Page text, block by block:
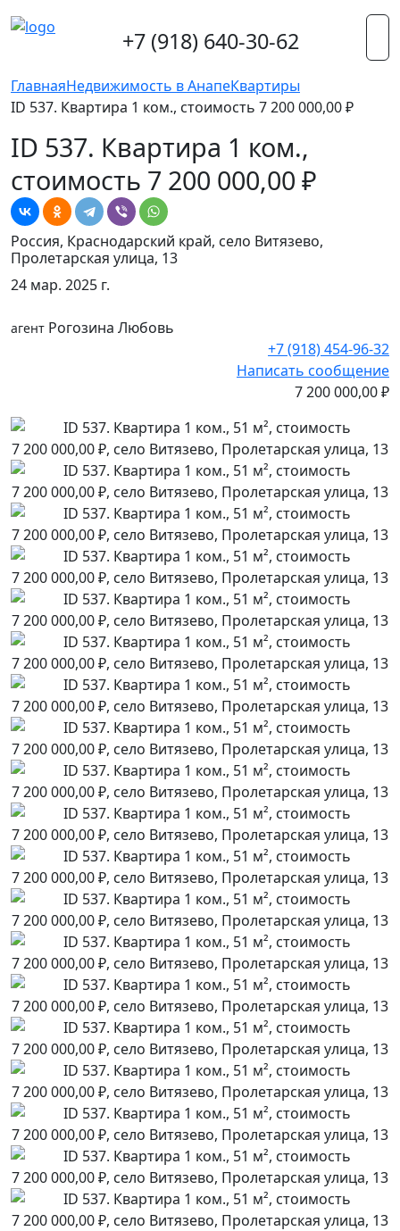
+7 (918) 640-30-62
ГлавнаяНедвижимость в АнапеКвартиры
ID 537. Квартира 1 ком., стоимость 7 200 000,00 ₽
ID 537. Квартира 1 ком.,
стоимость 7 200 000,00 ₽
Россия, Краснодарский край, село Витязево,
Пролетарская улица, 13
24 мар. 2025 г.
агент Рогозина Любовь
+7 (918) 454-96-32
Написать сообщение
7 200 000,00 ₽